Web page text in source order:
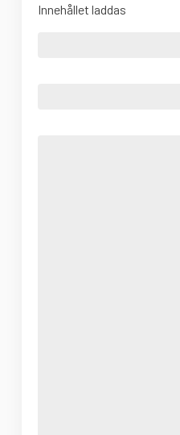
Innehållet laddas